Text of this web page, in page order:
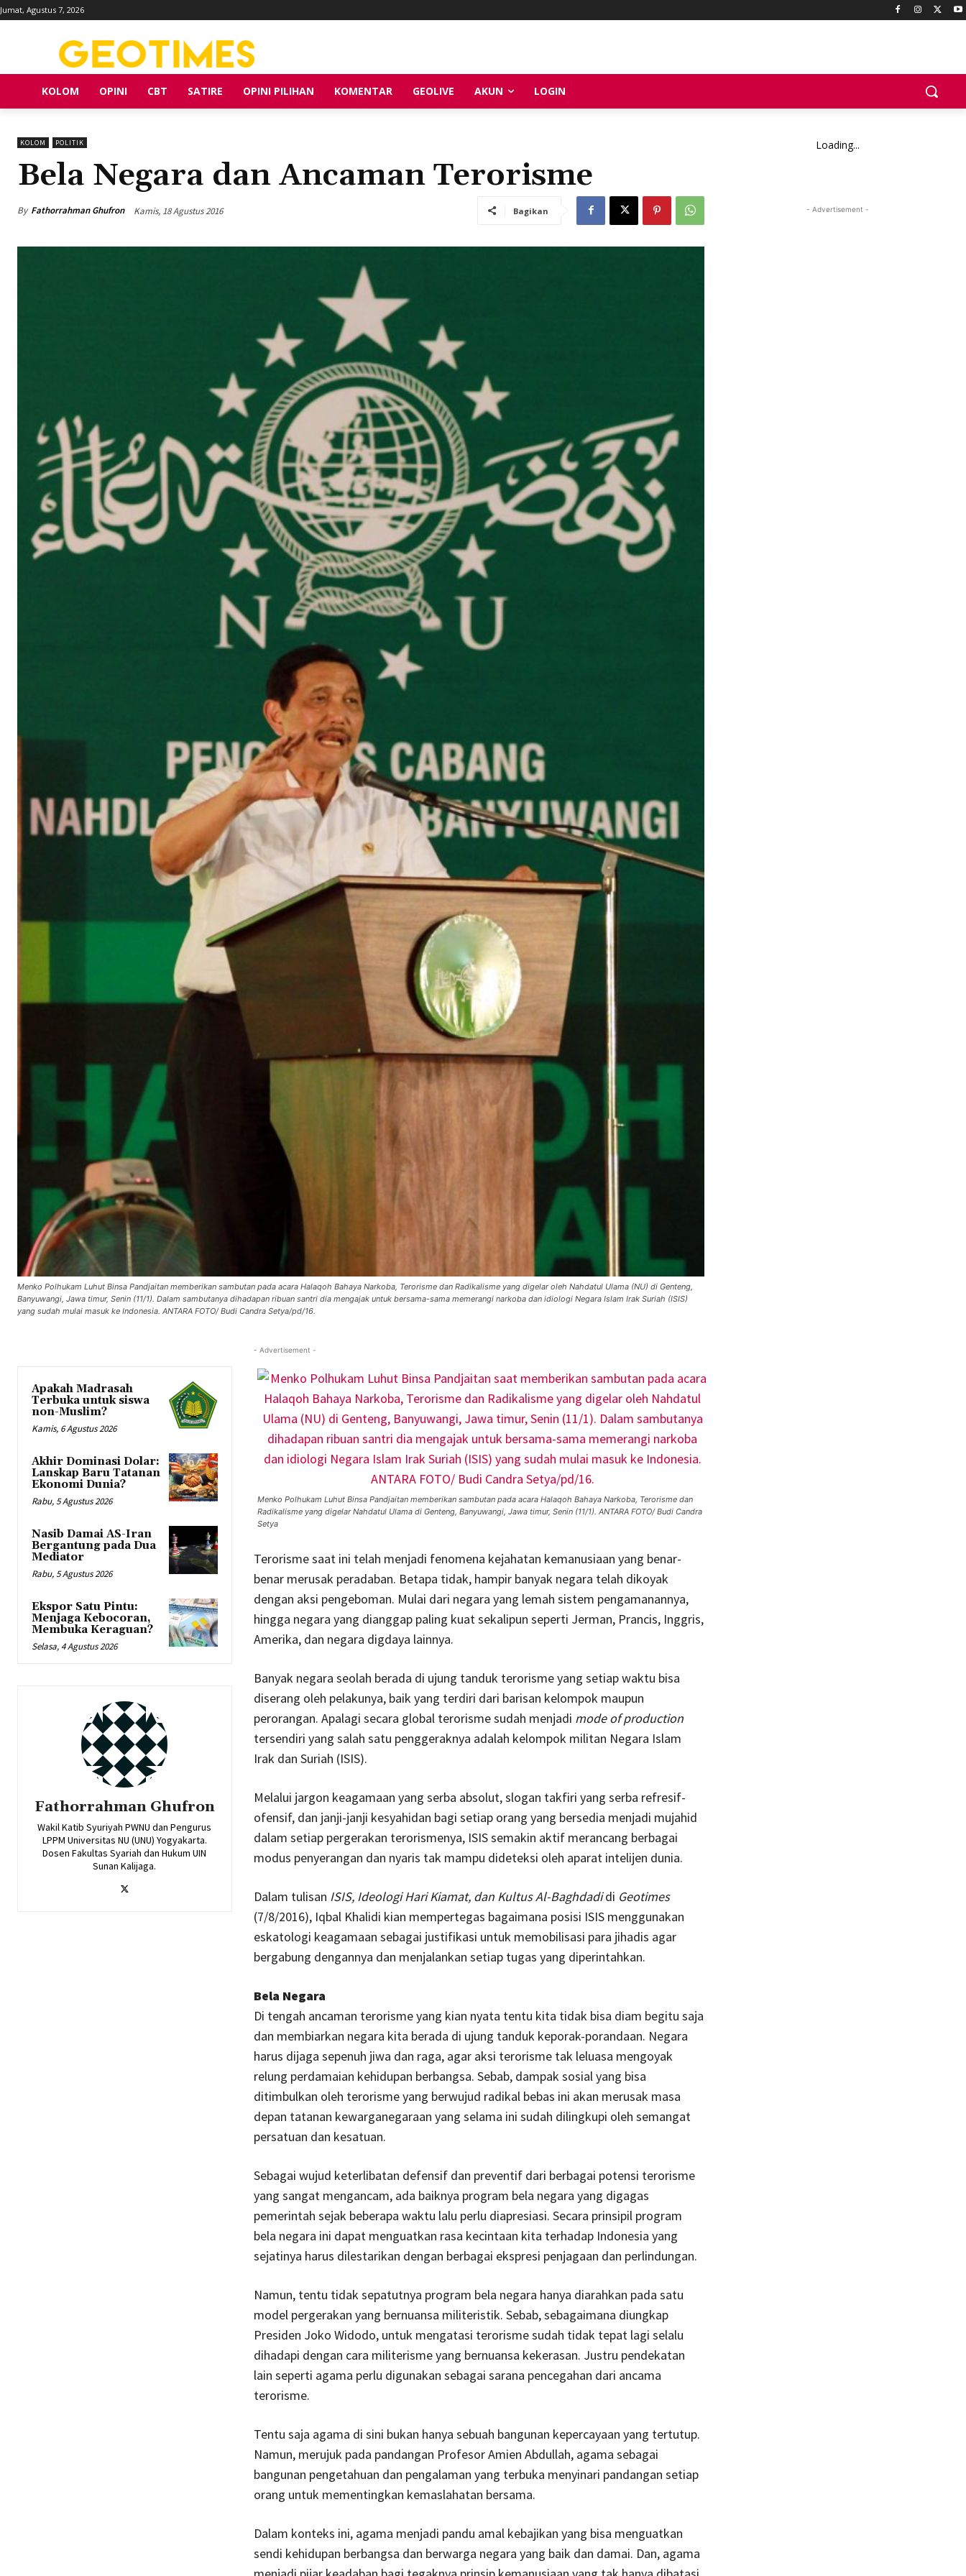
Jumat, Agustus 7, 2026
KOLOM OPINI CBT SATIRE OPINI PILIHAN KOMENTAR GEOLIVE AKUN LOGIN
KOLOM POLITIK
Bela Negara dan Ancaman Terorisme
By Fathorrahman Ghufron Kamis, 18 Agustus 2016 Bagikan
Menko Polhukam Luhut Binsa Pandjaitan memberikan sambutan pada acara Halaqoh Bahaya Narkoba, Terorisme dan Radikalisme yang digelar oleh Nahdatul Ulama (NU) di Genteng,
Banyuwangi, Jawa timur, Senin (11/1). Dalam sambutanya dihadapan ribuan santri dia mengajak untuk bersama-sama memerangi narkoba dan idiologi Negara Islam Irak Suriah (ISIS)
yang sudah mulai masuk ke Indonesia. ANTARA FOTO/ Budi Candra Setya/pd/16.
Apakah Madrasah
Terbuka untuk siswa
non-Muslim?
Kamis, 6 Agustus 2026
Akhir Dominasi Dolar:
Lanskap Baru Tatanan
Ekonomi Dunia?
Rabu, 5 Agustus 2026
Nasib Damai AS-Iran
Bergantung pada Dua
Mediator
Rabu, 5 Agustus 2026
Ekspor Satu Pintu:
Menjaga Kebocoran,
Membuka Keraguan?
Selasa, 4 Agustus 2026
Fathorrahman Ghufron
Wakil Katib Syuriyah PWNU dan Pengurus
LPPM Universitas NU (UNU) Yogyakarta.
Dosen Fakultas Syariah dan Hukum UIN
Sunan Kalijaga.
- Advertisement -
Menko Polhukam Luhut Binsa Pandjaitan memberikan sambutan pada acara Halaqoh Bahaya Narkoba, Terorisme dan
Radikalisme yang digelar Nahdatul Ulama di Genteng, Banyuwangi, Jawa timur, Senin (11/1). ANTARA FOTO/ Budi Candra
Setya
Terorisme saat ini telah menjadi fenomena kejahatan kemanusiaan yang benar-
benar merusak peradaban. Betapa tidak, hampir banyak negara telah dikoyak
dengan aksi pengeboman. Mulai dari negara yang lemah sistem pengamanannya,
hingga negara yang dianggap paling kuat sekalipun seperti Jerman, Prancis, Inggris,
Amerika, dan negara digdaya lainnya.
Banyak negara seolah berada di ujung tanduk terorisme yang setiap waktu bisa
diserang oleh pelakunya, baik yang terdiri dari barisan kelompok maupun
perorangan. Apalagi secara global terorisme sudah menjadi mode of production
tersendiri yang salah satu penggeraknya adalah kelompok militan Negara Islam
Irak dan Suriah (ISIS).
Melalui jargon keagamaan yang serba absolut, slogan takfiri yang serba refresif-
ofensif, dan janji-janji kesyahidan bagi setiap orang yang bersedia menjadi mujahid
dalam setiap pergerakan terorismenya, ISIS semakin aktif merancang berbagai
modus penyerangan dan nyaris tak mampu dideteksi oleh aparat intelijen dunia.
Dalam tulisan ISIS, Ideologi Hari Kiamat, dan Kultus Al-Baghdadidi Geotimes
(7/8/2016), Iqbal Khalidi kian mempertegas bagaimana posisi ISIS menggunakan
eskatologi keagamaan sebagai justifikasi untuk memobilisasi para jihadis agar
bergabung dengannya dan menjalankan setiap tugas yang diperintahkan.
Bela Negara
Di tengah ancaman terorisme yang kian nyata tentu kita tidak bisa diam begitu saja
dan membiarkan negara kita berada di ujung tanduk keporak-porandaan. Negara
harus dijaga sepenuh jiwa dan raga, agar aksi terorisme tak leluasa mengoyak
relung perdamaian kehidupan berbangsa. Sebab, dampak sosial yang bisa
ditimbulkan oleh terorisme yang berwujud radikal bebas ini akan merusak masa
depan tatanan kewarganegaraan yang selama ini sudah dilingkupi oleh semangat
persatuan dan kesatuan.
Sebagai wujud keterlibatan defensif dan preventif dari berbagai potensi terorisme
yang sangat mengancam, ada baiknya program bela negara yang digagas
pemerintah sejak beberapa waktu lalu perlu diapresiasi. Secara prinsipil program
bela negara ini dapat menguatkan rasa kecintaan kita terhadap Indonesia yang
sejatinya harus dilestarikan dengan berbagai ekspresi penjagaan dan perlindungan.
Namun, tentu tidak sepatutnya program bela negara hanya diarahkan pada satu
model pergerakan yang bernuansa militeristik. Sebab, sebagaimana diungkap
Presiden Joko Widodo, untuk mengatasi terorisme sudah tidak tepat lagi selalu
dihadapi dengan cara militerisme yang bernuansa kekerasan. Justru pendekatan
lain seperti agama perlu digunakan sebagai sarana pencegahan dari ancama
terorisme.
Tentu saja agama di sini bukan hanya sebuah bangunan kepercayaan yang tertutup.
Namun, merujuk pada pandangan Profesor Amien Abdullah, agama sebagai
bangunan pengetahuan dan pengalaman yang terbuka menyinari pandangan setiap
orang untuk mementingkan kemaslahatan bersama.
Dalam konteks ini, agama menjadi pandu amal kebajikan yang bisa menguatkan
sendi kehidupan berbangsa dan berwarga negara yang baik dan damai. Dan, agama
Loading...
- Advertisement -